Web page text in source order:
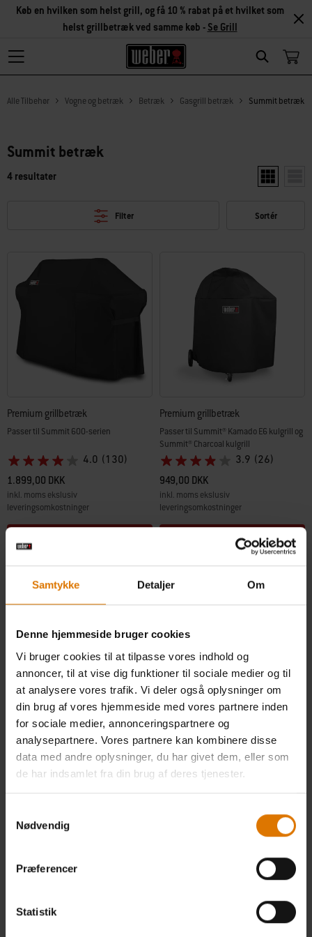
Samtykke Detaljer Om
Denne hjemmeside bruger cookies
Vi bruger cookies til at tilpasse vores indhold og
annoncer, til at vise dig funktioner til sociale medier og til
at analysere vores trafik. Vi deler også oplysninger om
din brug af vores hjemmeside med vores partnere inden
for sociale medier, annonceringspartnere og
analysepartnere. Vores partnere kan kombinere disse
data med andre oplysninger, du har givet dem, eller som
de har indsamlet fra din brug af deres tjenester.
Nødvendig
Præferencer
Statistik
Search
Køb en hvilken som helst grill, og få 10 % rabat på et hvilket som
helst grillbetræk ved samme køb - Se Grill
Alle Tilbehør Vogne og betræk Betræk Gasgrill betræk Summit betræk
Summit betræk
4 resultater Vis to
Filter Sortér
Premium grillbetræk
Passer til Summit 600-serien
4.0 (130)
1.899,00 DKK
inkl. moms ekslusiv
leveringsomkostninger
Color Options
Premium grillbetræk
Passer til Summit® Kamado E6 kulgrill og
Summit® Charcoal kulgrill
3.9 (26)
949,00 DKK
inkl. moms ekslusiv
leveringsomkostninger
Color Options
Premium grillbetræk
Passer til Summit® Kamado E6
1.099,00 DKK
Premium grillbetræk
Passer til Summit 400-serien
(76)